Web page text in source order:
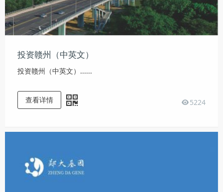
投资赣州（中英文）
投资赣州（中英文）......
5224
查看详情